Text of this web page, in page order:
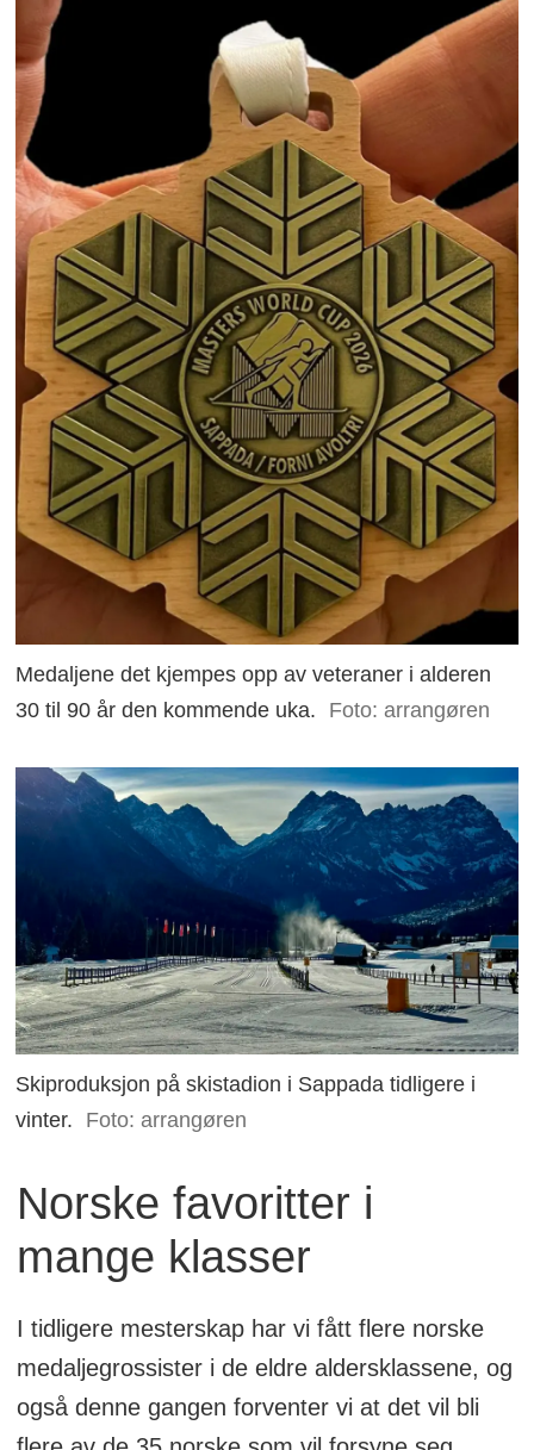
Medaljene det kjempes opp av veteraner i alderen
30 til 90 år den kommende uka.
Foto: arrangøren
Skiproduksjon på skistadion i Sappada tidligere i
vinter.
Foto: arrangøren
Norske favoritter i
mange klasser
I tidligere mesterskap har vi fått flere norske
medaljegrossister i de eldre aldersklassene, og
også denne gangen forventer vi at det vil bli